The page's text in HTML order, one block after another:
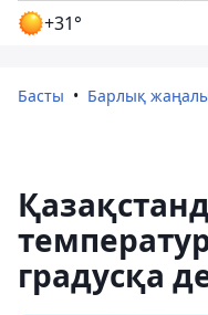
+31°
Басты Барлық
градусқа